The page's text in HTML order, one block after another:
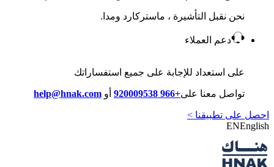
نحن نقبل التأشيرة ، ماستركارد ومدا.
دعم العملاء
على استعداد للإجابة على جميع استفساراتك
تواصل معنا على+966 920009538 أو help@hnak.com
احصل على تطبيقنا >
ENEnglish